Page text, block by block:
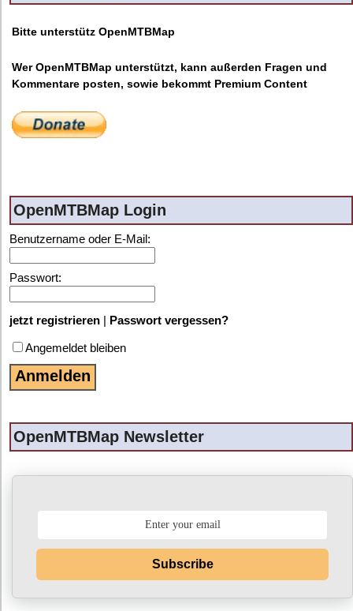
Bitte unterstütz OpenMTBMap
Wer OpenMTBMap unterstützt, kann außerden Fragen und
Kommentare posten, sowie bekommt Premium Content
OpenMTBMap Login
Benutzername oder E-Mail:
Passwort:
jetzt registrieren | Passwort vergessen?
Angemeldet bleiben
OpenMTBMap Newsletter
Subscribe